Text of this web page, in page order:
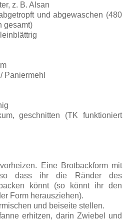
z. B. Alsan
und abgewaschen (480
gesamt)
Paniermehl
geschnitten (TK funktioniert
Eine Brotbackform mit
so dass ihr die Ränder des
könnt (so könnt ihr den
Form herausziehen).
und beiseite stellen.
erhitzen, darin Zwiebel und